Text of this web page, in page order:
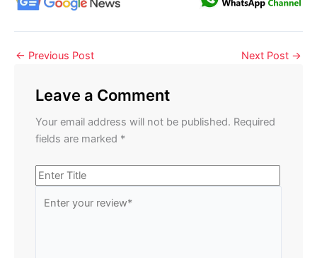
← Previous Post Next Post →
Leave a Comment
Your email address will not be published. Required
fields are marked *